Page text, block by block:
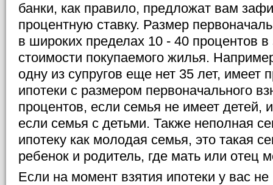
банки, как правило, предложат вам
процентную ставку. Размер
в широких пределах 10 - 40 процентов в
стоимости покупаемого жилья.
одну из супругов еще нет 35 лет, имеет
ипотеки с размером первоначального
процентов, если семья не имеет детей,
если семья с детьми. Также неполная
ипотеку как молодая семья, это такая
ребенок и родитель, где мать или отец
Если на момент взятия ипотеки у вас